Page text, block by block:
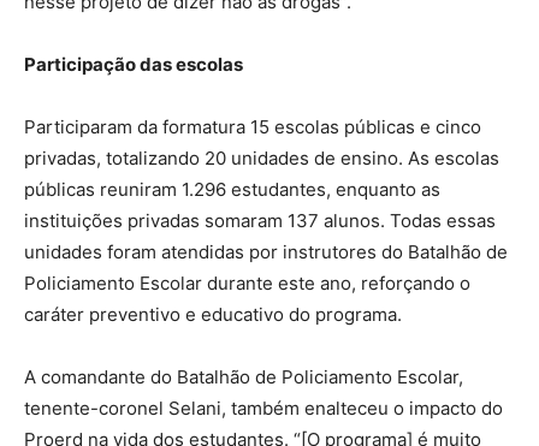
Participação das escolas
Participaram da formatura 15 escolas públicas e cinco
privadas, totalizando 20 unidades de ensino. As escolas
públicas reuniram 1.296 estudantes, enquanto as
instituições privadas somaram 137 alunos. Todas essas
unidades foram atendidas por instrutores do Batalhão de
Policiamento Escolar durante este ano, reforçando o
caráter preventivo e educativo do programa.
A comandante do Batalhão de Policiamento Escolar,
tenente-coronel Selani, também enalteceu o impacto do
Proerd na vida dos estudantes. “[O programa] é muito